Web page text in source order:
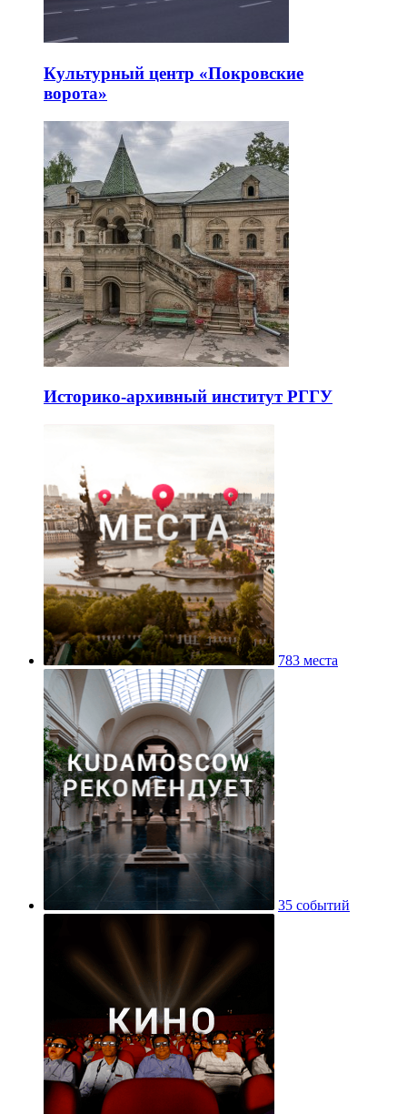
Культурный центр «Покровские
ворота»
Историко-архивный институт РГГУ
783 места
35 событий